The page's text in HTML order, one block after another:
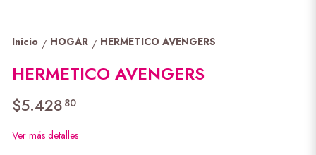
Inicio / HOGAR / HERMETICO AVENGERS
HERMETICO AVENGERS
$5.428 80
Ver más detalles